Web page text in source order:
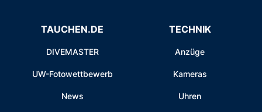
TAUCHEN.DE
DIVEMASTER
UW-Fotowettbewerb
News
TECHNIK
Anzüge
Kameras
Uhren